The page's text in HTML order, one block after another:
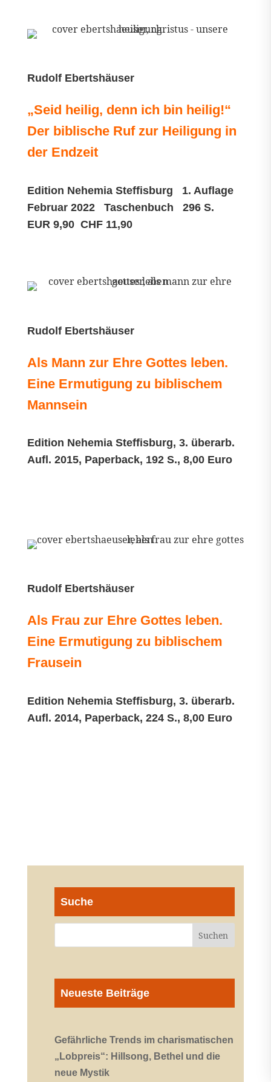
Rudolf Ebertshäuser
„Seid heilig, denn ich bin heilig!“
Der biblische Ruf zur Heiligung in
der Endzeit
Edition Nehemia Steffisburg 1. Auflage
Februar 2022 Taschenbuch 296 S.
EUR 9,90 CHF 11,90
Rudolf Ebertshäuser
Als Mann zur Ehre Gottes leben.
Eine Ermutigung zu biblischem
Mannsein
Edition Nehemia Steffisburg, 3. überarb.
Aufl. 2015, Paperback, 192 S., 8,00 Euro
Rudolf Ebertshäuser
Als Frau zur Ehre Gottes leben.
Eine Ermutigung zu biblischem
Frausein
Edition Nehemia Steffisburg, 3. überarb.
Aufl. 2014, Paperback, 224 S., 8,00 Euro
Suche
Neueste Beiträge
Gefährliche Trends im charismatischen
„Lobpreis“: Hillsong, Bethel und die
neue Mystik